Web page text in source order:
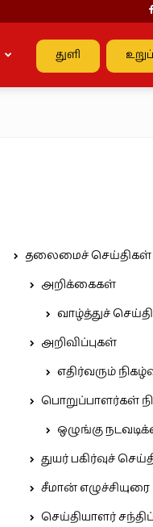
துளி
தலைமைச் செய்திகள்
அறிக்கைகள்
வாழ்த்துச்
அறிவிப்புகள்
எதிர்வரும்
பொறுப்பாளர்கள்
ஒழுங்கு
துயர் பகிர்வுச்
சீமான் எழுச்சியுரை
செய்தியாளர்